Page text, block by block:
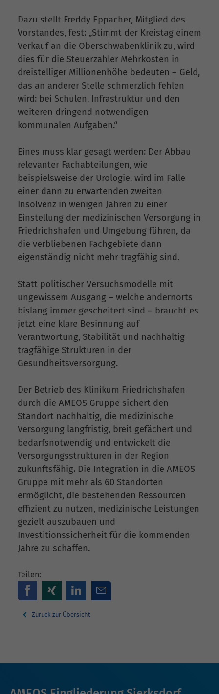
Dazu stellt Freddy Eppacher, Mitglied des
Vorstandes, fest: „Stimmt der Kreistag einem
Verkauf an die Oberschwabenklinik zu, wird
dies für die Steuerzahler Mehrkosten in
dreistelliger Millionenhöhe bedeuten – Geld,
das an anderer Stelle schmerzlich fehlen
wird: bei Schulen, Infrastruktur und den
weiteren dringend notwendigen
kommunalen Aufgaben.“
Eines muss klar gesagt werden: Der Abbau
relevanter Fachabteilungen, wie
beispielsweise der Urologie, wird im Falle
einer dann zu erwartenden zweiten
Insolvenz in wenigen Jahren zu einer
Einstellung der medizinischen Versorgung in
Friedrichshafen und Umgebung führen, da
die verbliebenen Fachgebiete dann
eigenständig nicht mehr tragfähig sind.
Statt politischer Versuchsmodelle mit
ungewissem Ausgang – welche andernorts
bislang immer gescheitert sind – braucht es
jetzt eine klare Besinnung auf
Verantwortung, Stabilität und nachhaltig
tragfähige Strukturen in der
Gesundheitsversorgung.
Der Betrieb des Klinikum Friedrichshafen
durch die AMEOS Gruppe sichert den
Standort nachhaltig, die medizinische
Versorgung langfristig, breit gefächert und
bedarfsnotwendig und entwickelt die
Versorgungsstrukturen in der Region
zukunftsfähig. Die Integration in die AMEOS
Gruppe mit mehr als 60 Standorten
ermöglicht, die bestehenden Ressourcen
effizient zu nutzen, medizinische Leistungen
gezielt auszubauen und
Investitionssicherheit für die kommenden
Jahre zu schaffen.
Teilen:
Zurück zur Übersicht